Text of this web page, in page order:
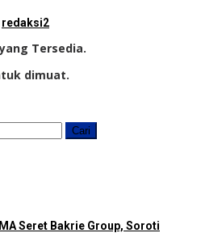
redaksi2
Tersedia.
dimuat.
Seret Bakrie Group, Soroti